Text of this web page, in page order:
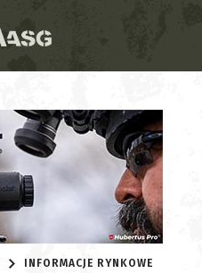
INFORMACJE RYNKOWE